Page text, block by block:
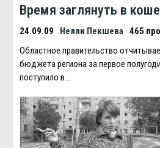
Время заглянуть в
24.09.09 Нелли Пекшева 465
Областное правительство
бюджета региона за первое
поступило в…